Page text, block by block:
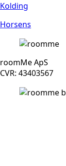
Kolding
Horsens
roomMe ApS
CVR: 43403567